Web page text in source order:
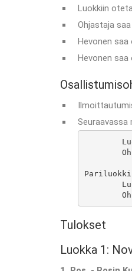
Luokkiin
Ohjastaja
Hevonen saa
Hevonen saa
Seuraavassa
Tulokset
Luokka 1: